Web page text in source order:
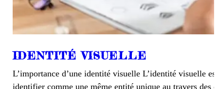
IDENTITÉ VISUELLE
L’importance d’une identité visuelle L’identité visuelle
identifier comme une même entité unique au travers